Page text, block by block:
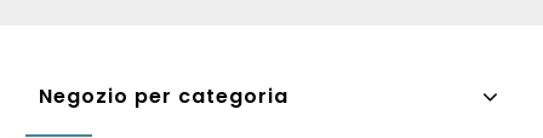
Negozio per categoria